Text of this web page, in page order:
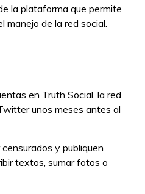
la plataforma que permite
manejo de la red social.
en Truth Social, la red
unos meses antes al
y publiquen
textos, sumar fotos o